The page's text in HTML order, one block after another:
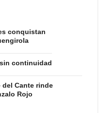
conquistan
continuidad
del Cante rinde
Rojo